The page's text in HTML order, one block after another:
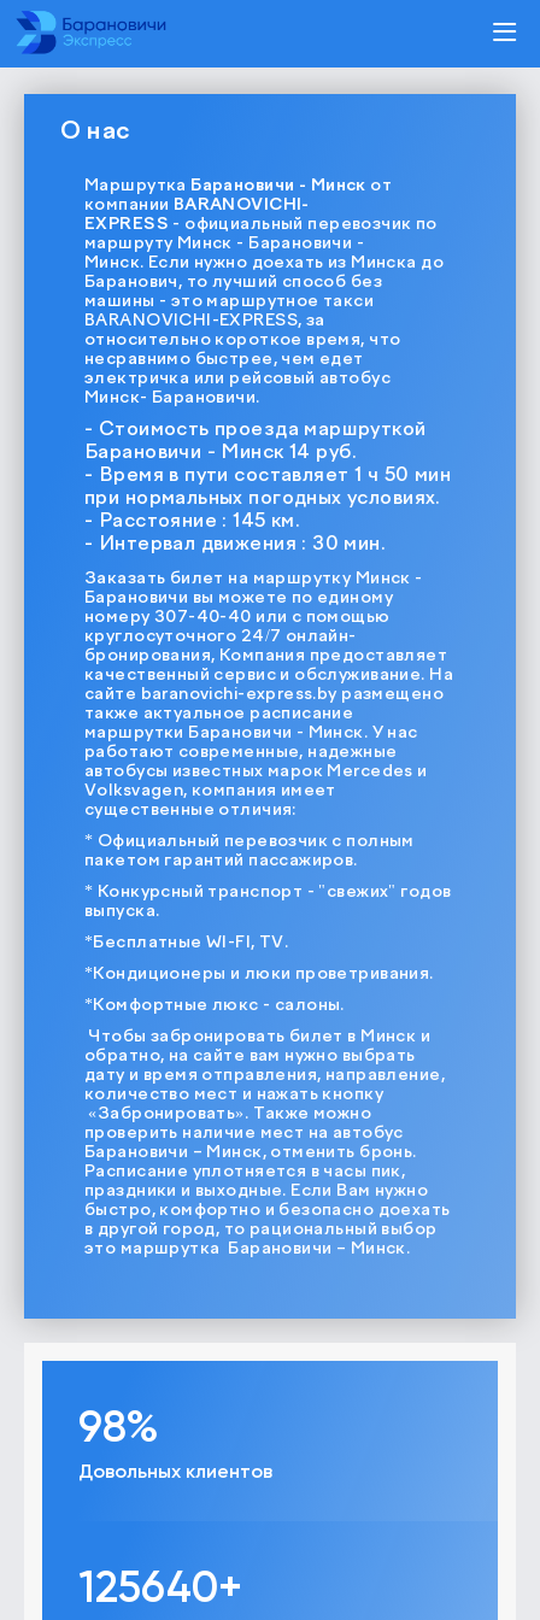
О нас
Маршрутка Барановичи - Минск от
компании BARANOVICHI-
EXPRESS - официальный перевозчик по
маршруту Минск - Барановичи -
Минск. Если нужно доехать из Минска до
Баранович, то лучший способ без
машины - это маршрутное такси
BARANOVICHI-EXPRESS, за
относительно короткое время, что
несравнимо быстрее, чем едет
электричка или рейсовый автобус
Минск- Барановичи.
- Стоимость проезда маршруткой
Барановичи - Минск 14 руб.
- Время в пути составляет 1 ч 50 мин
при нормальных погодных условиях.
- Расстояние : 145 км.
- Интервал движения : 30 мин.
Заказать билет на маршрутку Минск -
Барановичи вы можете по единому
номеру 307-40-40 или с помощью
круглосуточного 24/7 онлайн-
бронирования, Компания предоставляет
качественный сервис и обслуживание. На
сайте baranovichi-express.by размещено
также актуальное расписание
маршрутки Барановичи - Минск. У нас
работают современные, надежные
автобусы известных марок Mercedes и
Volksvagen, компания имеет
существенные отличия:
* Официальный перевозчик с полным
пакетом гарантий пассажиров.
* Конкурсный транспорт - "свежих" годов
выпуска.
*Бесплатные WI-FI, TV.
*Кондиционеры и люки проветривания.
*Комфортные люкс - салоны.
Чтобы забронировать билет в Минск и
обратно, на сайте вам нужно выбрать
дату и время отправления, направление,
количество мест и нажать кнопку
«Забронировать». Также можно
проверить наличие мест на автобус
Барановичи – Минск, отменить бронь.
Расписание уплотняется в часы пик,
праздники и выходные. Если Вам нужно
быстро, комфортно и безопасно доехать
в другой город, то рациональный выбор
это маршрутка Барановичи – Минск.
98%
Довольных клиентов
125640+